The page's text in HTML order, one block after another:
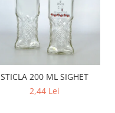
STICLA 200 ML SIGHET
2,44 Lei